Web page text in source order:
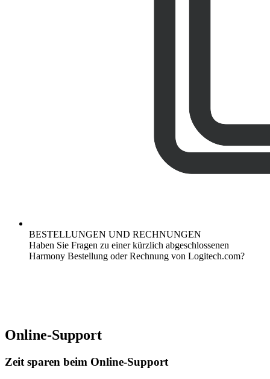
BESTELLUNGEN UND RECHNUNGEN
Haben Sie Fragen zu einer kürzlich abgeschlossenen
Harmony Bestellung oder Rechnung von Logitech.com?
Online-Support
Zeit sparen beim Online-Support